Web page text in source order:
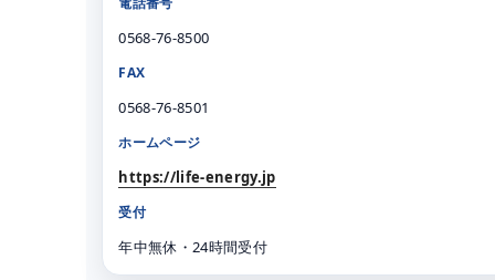
0568-76-8500
FAX
0568-76-8501
ホームページ
https://life-energy.jp
受付
年中無休・24時間受付